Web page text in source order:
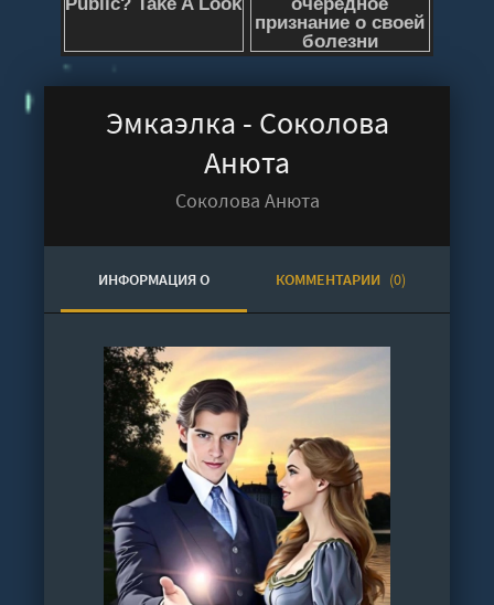
Эмкаэлка - Соколова
Анюта
Соколова Анюта
ИНФОРМАЦИЯ О
АУДИОКНИГЕ
КОММЕНТАРИИ (0)